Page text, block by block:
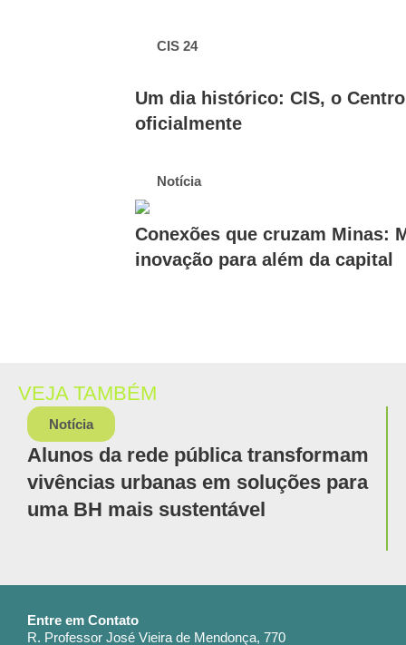
CIS 24
Um dia histórico: CIS, o
oficialmente
Notícia
Conexões que cruzam Minas:
inovação para além da capital
VEJA TAMBÉM
Notícia
Alunos da rede pública transformam
vivências urbanas em soluções para
uma BH mais sustentável
Entre em Contato
R. Professor José Vieira de Mendonça, 770